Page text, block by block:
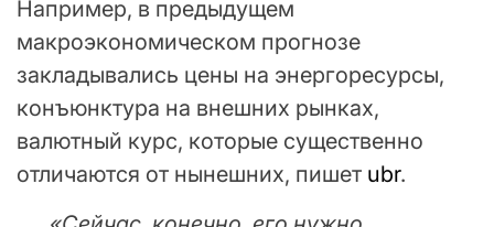
Например, в предыдущем
макроэкономическом прогнозе
закладывались цены на энергоресурсы,
конъюнктура на внешних рынках,
валютный курс, которые существенно
отличаются от нынешних, пишет ubr.